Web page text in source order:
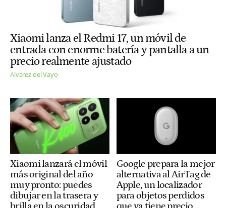
Xiaomi lanza el Redmi 17, un móvil de
entrada con enorme batería y pantalla a un
precio realmente ajustado
Alvarez del Vayo
Xiaomi lanzará el móvil
más original del año
muy pronto: puedes
dibujar en la trasera y
Google prepara la mejor
alternativa al AirTag de
Apple, un localizador
para objetos perdidos